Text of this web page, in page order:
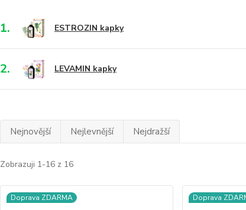
1. ESTROZIN kapky
2. LEVAMIN kapky
Nejnovější Nejlevnější Nejdražší
Zobrazuji 1-16 z 16
Doprava ZDARMA Doprava